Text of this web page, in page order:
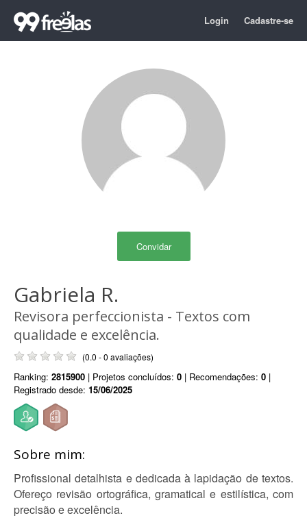
Login Cadastre-se
Convidar
Gabriela R.
Revisora perfeccionista - Textos com
qualidade e excelência.
(0.0 - 0 avaliações)
Ranking: 2815900 | Projetos concluídos: 0 | Recomendações: 0 |
Registrado desde: 15/06/2025
Sobre mim:
Profissional detalhista e dedicada à lapidação de textos.
Ofereço revisão ortográfica, gramatical e estilística, com
precisão e excelência.